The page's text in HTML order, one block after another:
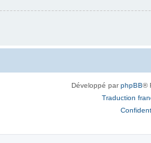
Développé parphpBB®
Traduction